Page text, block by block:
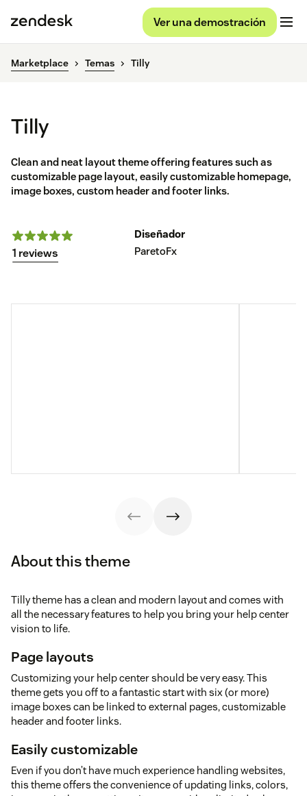
Ver una demostración
Marketplace Temas Tilly
Tilly
Clean and neat layout theme offering features such as
customizable page layout, easily customizable homepage,
image boxes, custom header and footer links.
1 reviews
Diseñador
ParetoFx
About this theme
Tilly theme has a clean and modern layout and comes with
all the necessary features to help you bring your help center
vision to life.
Page layouts
Customizing your help center should be very easy. This
theme gets you off to a fantastic start with six (or more)
image boxes can be linked to external pages, customizable
header and footer links.
Easily customizable
Even if you don’t have much experience handling websites,
this theme offers the convenience of updating links, colors,